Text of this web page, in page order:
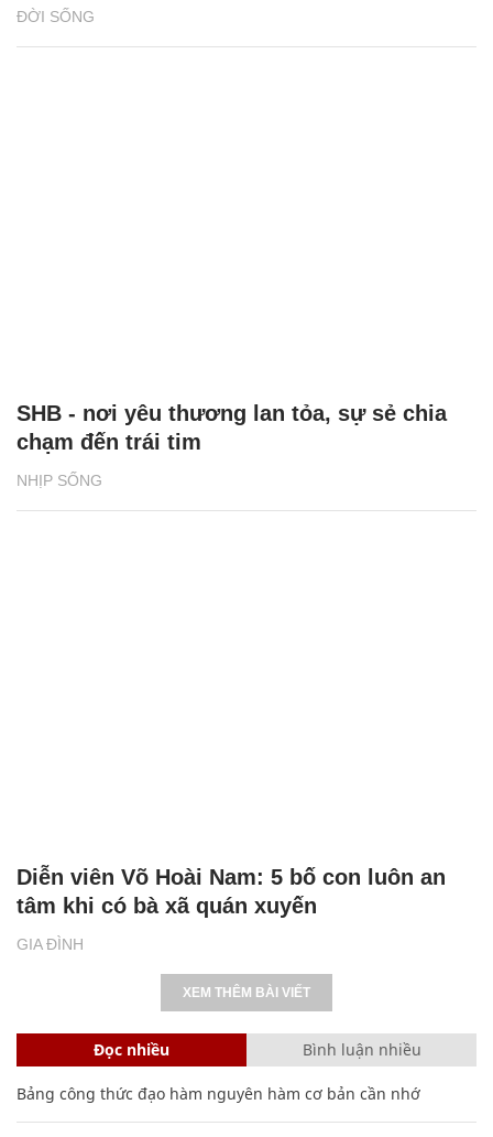
ĐỜI SỐNG
NHỊP SỐNG
SHB - nơi yêu thương lan tỏa, sự sẻ chia
chạm đến trái tim
GIA ĐÌNH
Diễn viên Võ Hoài Nam: 5 bố con luôn an
tâm khi có bà xã quán xuyến
XEM THÊM BÀI VIẾT
Đọc nhiều Bình luận nhiều
Bảng công thức đạo hàm nguyên hàm cơ bản cần nhớ